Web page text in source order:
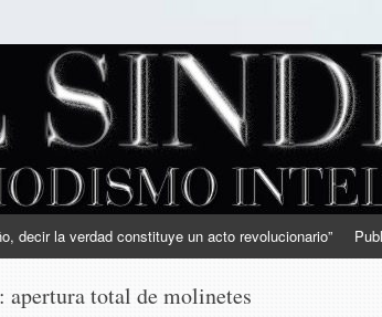
decir la verdad constituye un acto revolucionario”
apertura total de molinetes